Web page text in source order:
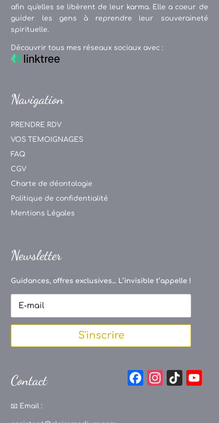
afin qu'elles se libèrent de leur karma. Elle a coeur de
guider les gens à reprendre leur souveraineté
spirituelle.
Découvrir tous mes réseaux sociaux avec :
Navigation
PRENDRE RDV
VOS TEMOIGNAGES
FAQ
CGV
Charte de déontologie
Politique de confidentialité
Mentions Légales
Newsletter
Guidances, offres exclusives... L’invisible t’appelle !
S'inscrire
Contact
📧 Email :
F
In Ti